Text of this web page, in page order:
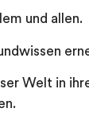
und allen.
Welt in